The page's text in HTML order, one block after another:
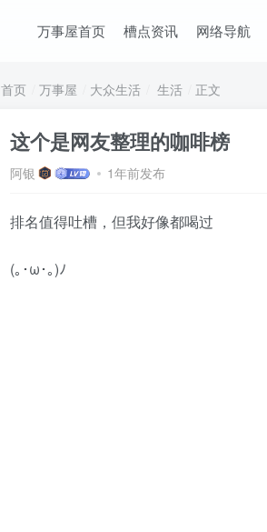
万事屋首页 槽点资讯 网络导航
首页 万事屋 大众生活 生活 正文
这个是网友整理的咖啡榜
阿银 1年前发布
排名值得吐槽，但我好像都喝过
(｡･ω･｡)ﾉ